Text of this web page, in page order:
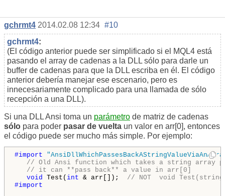
gchrmt4 2014.02.08 12:34 #10
gchrmt4:
(El código anterior puede ser simplificado si el MQL4 está
pasando el array de cadenas a la DLL sólo para darle un
buffer de cadenas para que la DLL escriba en él. El código
anterior debería manejar ese escenario, pero es
innecesariamente complicado para una llamada de sólo
recepción a una DLL).
Si una DLL Ansi toma un parámetro de matriz de cadenas
sólo para poder pasar de vuelta un valor en arr[0], entonces
el código puede ser mucho más simple. Por ejemplo:
#import
// Old Ansi function which takes a string array
// it can **pass back** a value in arr[0]
void Test( int & arr[]); // NOT  void
#import